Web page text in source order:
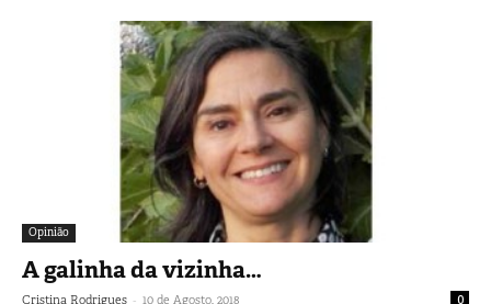
Opinião
A galinha da vizinha…
Cristina Rodrigues - 10 de Agosto, 2018 0